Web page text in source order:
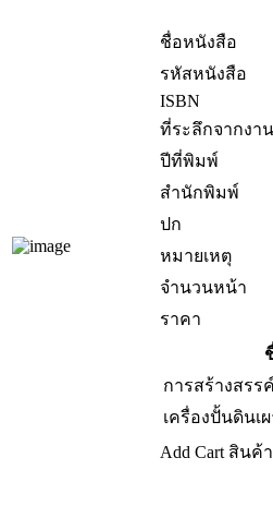
ชื่อหนังสือ
รหัสหนังสือ
ISBN
ที่ระลึกจากงาน
ปีที่พิมพ์
สำนักพิมพ์
ปก
หมายเหตุ
จำนวนหน้า
ราคา
การสร้างสรร
เครื่องปั้นดินเผ
Add Cart สินค้